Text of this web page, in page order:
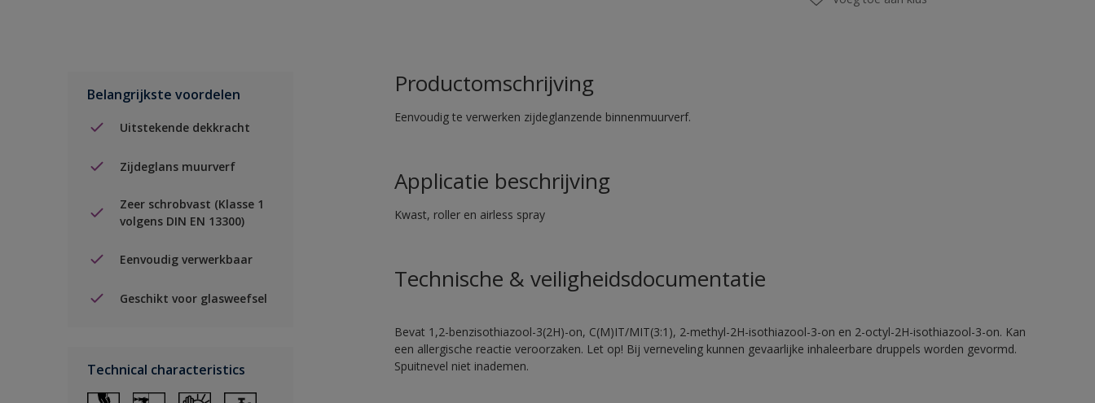
Belangrijkste voordelen
Uitstekende dekkracht
Zijdeglans muurverf
Zeer schrobvast (Klasse 1
volgens DIN EN 13300)
Eenvoudig verwerkbaar
Geschikt voor glasweefsel
Technical characteristics
Productomschrijving
Eenvoudig te verwerken zijdeglanzende binnenmuurverf.
Applicatie beschrijving
Kwast, roller en airless spray
Technische & veiligheidsdocumentatie
Bevat 1,2-benzisothiazool-3(2H)-on, C(M)IT/MIT(3:1), 2-methyl-2H-isothiazool-3-on en 2-octyl-2H-isothiazool-3-on. Kan
een allergische reactie veroorzaken. Let op! Bij verneveling kunnen gevaarlijke inhaleerbare druppels worden gevormd.
Spuitnevel niet inademen.